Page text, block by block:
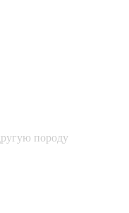
породу